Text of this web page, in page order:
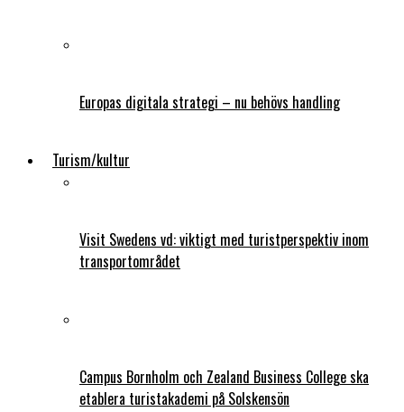
Europas digitala strategi – nu behövs handling
Turism/kultur
Visit Swedens vd: viktigt med turistperspektiv inom
transportområdet
Campus Bornholm och Zealand Business College ska
etablera turistakademi på Solskensön